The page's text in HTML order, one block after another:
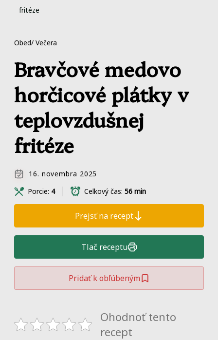
fritéze
Obed/ Večera
Bravčové medovo
horčicové plátky v
teplovzdušnej
fritéze
16. novembra 2025
Porcie: 4 Celkový čas: 56 min
Prejsť na recept
Tlač receptu
Pridať k obľúbeným
Ohodnoť tento
recept